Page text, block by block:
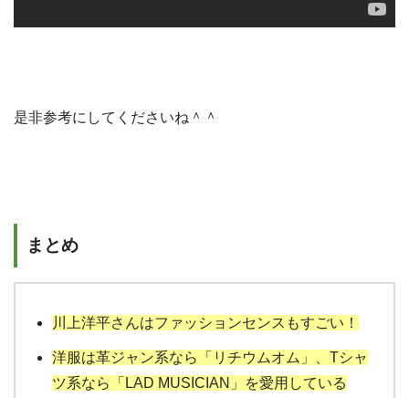
是非参考にしてくださいね＾＾
まとめ
川上洋平さんはファッションセンスもすごい！
洋服は革ジャン系なら「リチウムオム」、Tシャ
ツ系なら「LAD MUSICIAN」を愛用している